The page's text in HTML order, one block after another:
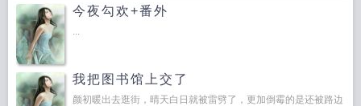
今夜勾欢+番外
...
我把图书馆上交了
颜初暖出去逛街，晴天白日就被雷劈了，更加倒霉的是还被路边